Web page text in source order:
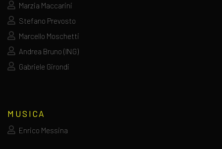
Marzia Maccarini
Stefano Prevosto
Marcello Moschetti
Andrea Bruno (ING)
Gabriele Girondi
MUSICA
Enrico Messina